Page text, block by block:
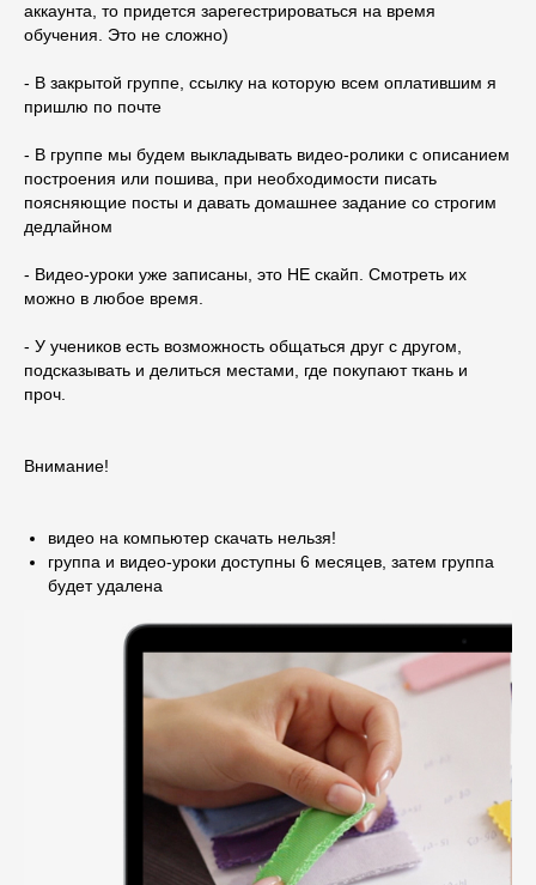
аккаунта, то придется зарегестрироваться на время
обучения. Это не сложно)
- В закрытой группе, ссылку на которую всем оплатившим я
пришлю по почте
- В группе мы будем выкладывать видео-ролики с описанием
построения или пошива, при необходимости писать
поясняющие посты и давать домашнее задание со строгим
дедлайном
- Видео-уроки уже записаны, это НЕ скайп. Смотреть их
можно в любое время.
- У учеников есть возможность общаться друг с другом,
подсказывать и делиться местами, где покупают ткань и
проч.
Внимание!
видео на компьютер скачать нельзя!
группа и видео-уроки доступны 6 месяцев, затем группа
будет удалена